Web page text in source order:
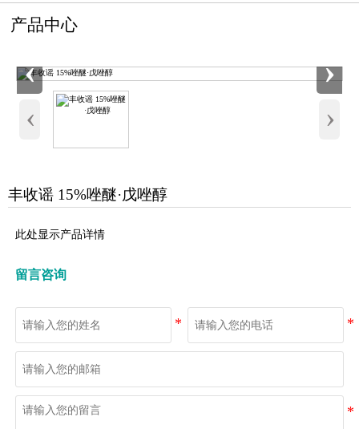
产品中心
‹ ›
‹ ›
丰收谣 15%唑醚·戊唑醇
此处显示产品详情
留言咨询